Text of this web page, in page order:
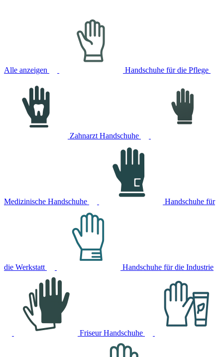
Alle anzeigen Handschuhe für die Pflege
Zahnarzt Handschuhe
Medizinische Handschuhe Handschuhe für
die Werkstatt Handschuhe für die Industrie
Friseur Handschuhe